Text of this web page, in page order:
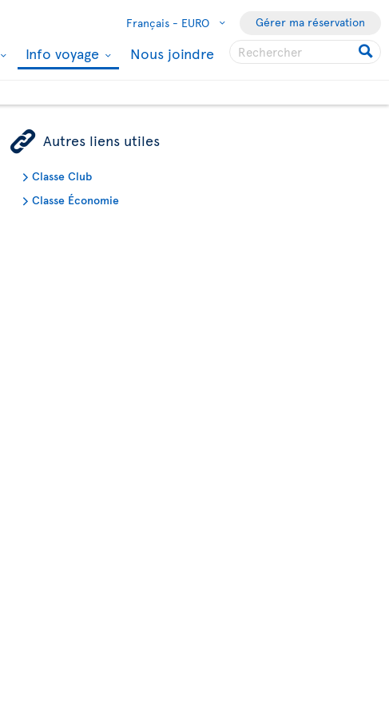
Français - EURO Gérer ma réservation
Info voyage Nous joindre
ÿ Autres liens utiles
Classe Club
Classe Économie